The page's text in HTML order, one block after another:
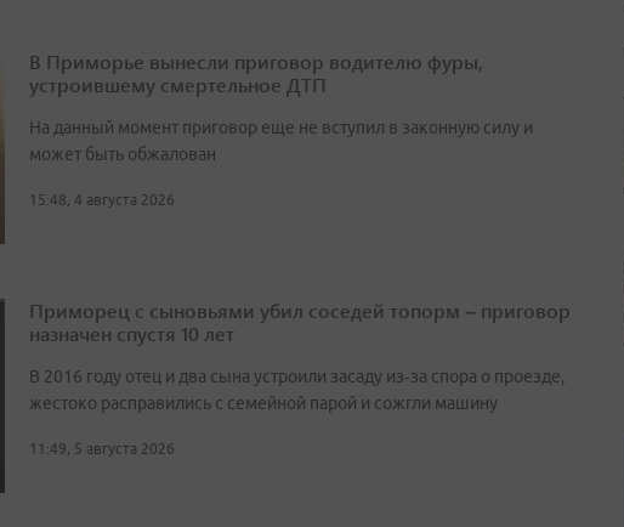
В Приморье вынесли приговор водителю фуры,
устроившему смертельное ДТП
На данный момент приговор еще не вступил в законную силу и
может быть обжалован
15:48, 4 августа 2026
Приморец с сыновьями убил соседей топорм – приговор
назначен спустя 10 лет
В 2016 году отец и два сына устроили засаду из‑за спора о проезде,
жестоко расправились с семейной парой и сожгли машину
11:49, 5 августа 2026